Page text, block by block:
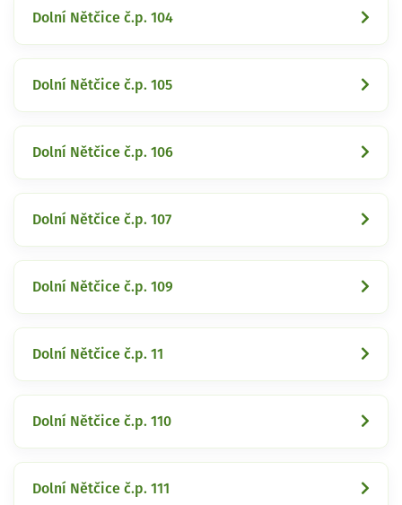
Dolní Nětčice č.p. 104
Dolní Nětčice č.p. 105
Dolní Nětčice č.p. 106
Dolní Nětčice č.p. 107
Dolní Nětčice č.p. 109
Dolní Nětčice č.p. 11
Dolní Nětčice č.p. 110
Dolní Nětčice č.p. 111